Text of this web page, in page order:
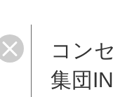
コン
集団